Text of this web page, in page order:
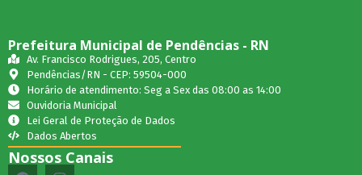
Prefeitura Municipal de Pendências - RN
Av. Francisco Rodrigues, 205, Centro
Pendências/RN - CEP: 59504-000
Horário de atendimento: Seg a Sex das 08:00 as 14:00
Ouvidoria Municipal
Lei Geral de Proteção de Dados
Dados Abertos
Nossos Canais